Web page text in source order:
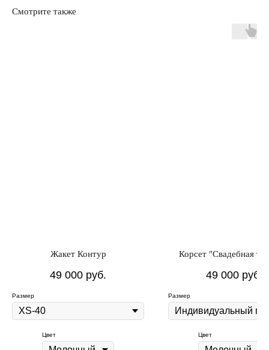
Смотрите также
Жакет Контур
49 000 руб.
Размер
Цвет
Корсет "Свадебная
49 000 руб.
Размер
Цвет